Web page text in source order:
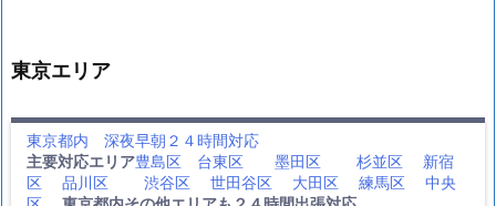
東京エリア
東京都内 深夜早朝２４時間対応
主要対応エリア豊島区 台東区 墨田区 杉並区
新宿
区
品川区 渋谷区 世田谷区 大田区 練馬区
中央